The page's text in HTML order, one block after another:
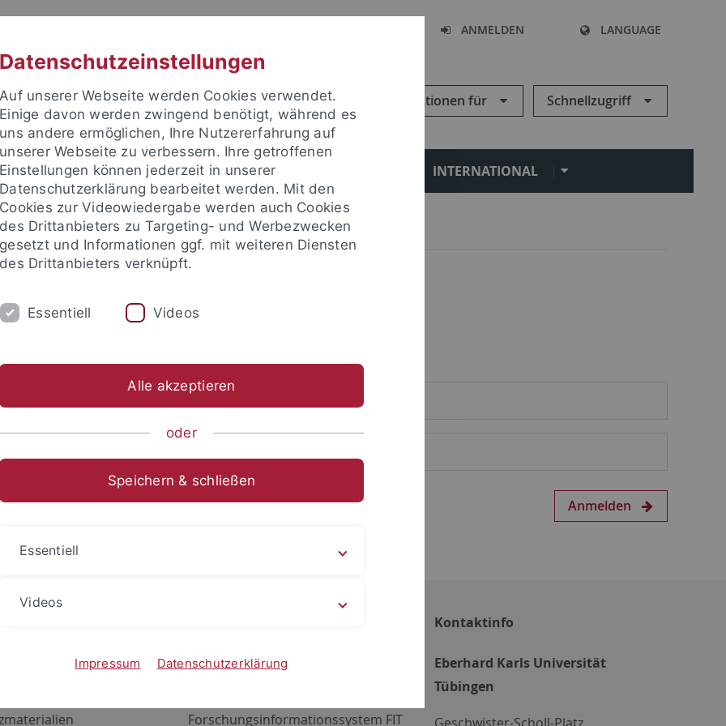
ANMELDEN LANGUAGE
Informationen für Schnellzugriff
FORSCHUNG EINRICHTUNGEN INTERNATIONAL
um sich anzumelden:
Anmelden
Netzwerk
ALMA
Forschungsinformationssystem FIT
Kontaktinfo
Eberhard Karls Universität
Tübingen
Datenschutzeinstellungen
Auf unserer Webseite werden Cookies verwendet.
Einige davon werden zwingend benötigt, während es
uns andere ermöglichen, Ihre Nutzererfahrung auf
unserer Webseite zu verbessern. Ihre getroffenen
Einstellungen können jederzeit in unserer
Datenschutzerklärung bearbeitet werden. Mit den
Cookies zur Videowiedergabe werden auch Cookies
des Drittanbieters zu Targeting- und Werbezwecken
gesetzt und Informationen ggf. mit weiteren Diensten
des Drittanbieters verknüpft.
Essentiell Videos
Alle akzeptieren
oder
Speichern & schließen
Essentiell
Videos
Impressum Datenschutzerklärung